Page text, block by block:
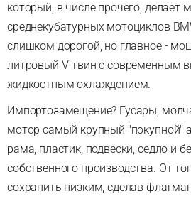
который, в числе прочего, делает
среднекубатурных мотоциклов
слишком дорогой, но главное -
литровый V-твин с современным
жидкостным охлаждением.
Импортозамещение? Гусары,
мотор самый крупный "покупной"
рама, пластик, подвески, седло и
собственного производства. От
сохранить низким, сделав